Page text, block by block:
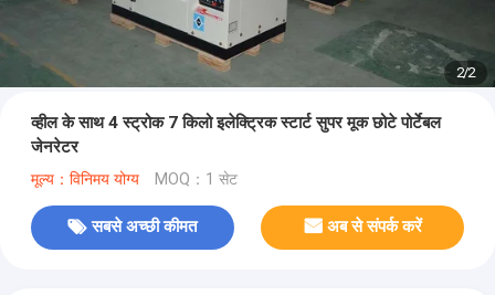
2/2
व्हील के साथ 4 स्ट्रोक 7 किलो इलेक्ट्रिक स्टार्ट सुपर मूक छोटे पोर्टेबल
जेनरेटर
मूल्य：विनिमय योग्य MOQ：1 सेट
सबसे अच्छी कीमत अब से संपर्क करें